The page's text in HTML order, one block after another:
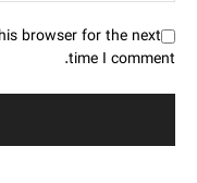
browser for the next
time I comment.